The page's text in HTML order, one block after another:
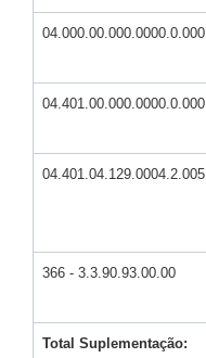
Galeria de Fotos
Ouvidoria
Arquivos para Download
Turismo
04.000.00.000.0000.0.000.
04.401.00.000.0000.0.000.
04.401.04.129.0004.2.005.
366 - 3.3.90.93.00.00
Total Suplementação: